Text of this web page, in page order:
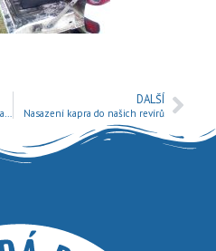
Stav vody v Klenici je hodně špatný.
DALŠÍ
Nasazení kapra do našich revírů